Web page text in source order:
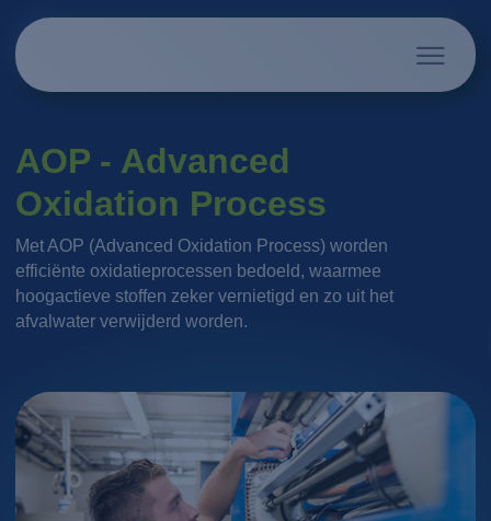
AOP - Advanced
Oxidation Process
Met AOP (Advanced Oxidation Process) worden
efficiënte oxidatieprocessen bedoeld, waarmee
hoogactieve stoffen zeker vernietigd en zo uit het
afvalwater verwijderd worden.